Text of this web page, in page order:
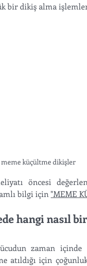
bir dikiş alma
meme küçültme dikişler
öncesi
bilgi için "MEME
hangi nasıl
zaman
atıldığı için